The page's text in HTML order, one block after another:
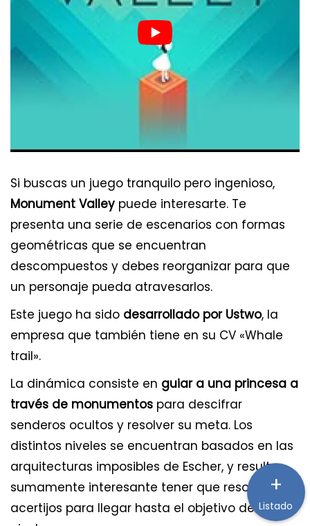
Si buscas un juego tranquilo pero ingenioso,
Monument Valley puede interesarte. Te
presenta una serie de escenarios con formas
geométricas que se encuentran
descompuestos y debes reorganizar para que
un personaje pueda atravesarlos.
Este juego ha sido desarrollado por Ustwo, la
empresa que también tiene en su CV «Whale
trail».
La dinámica consiste en guiar a una princesa a
través de monumentos para descifrar
senderos ocultos y resolver su meta. Los
distintos niveles se encuentran basados en las
arquitecturas imposibles de Escher, y resulta
sumamente interesante tener que resolver los
acertijos para llegar hasta el objetivo de cada
+
Listado